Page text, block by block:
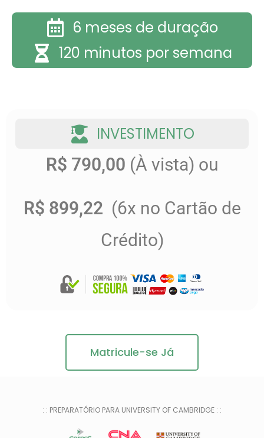
6 meses de duração
120 minutos por semana
INVESTIMENTO
R$ 790,00 (À vista) ou
R$ 899,22 (6x no Cartão de
Crédito)
Matricule-se Já
: : PREPARATÓRIO PARA UNIVERSITY OF CAMBRIDGE : :